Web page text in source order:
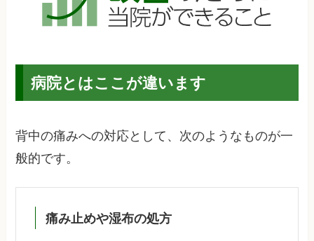
病院とはここが違います
背中の痛みへの対応として、次のようなものが一
般的です。
痛み止めや湿布の処方